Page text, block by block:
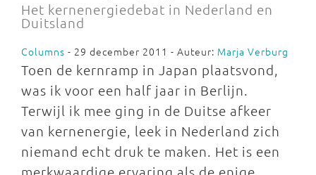
Het kernenergiedebat in Nederland en
Duitsland
Columns - 29 december 2011 - Auteur: Marja Verburg
Toen de kernramp in Japan plaatsvond,
was ik voor een half jaar in Berlijn.
Terwijl ik mee ging in de Duitse afkeer
van kernenergie, leek in Nederland zich
niemand echt druk te maken. Het is een
merkwaardige ervaring als de enige